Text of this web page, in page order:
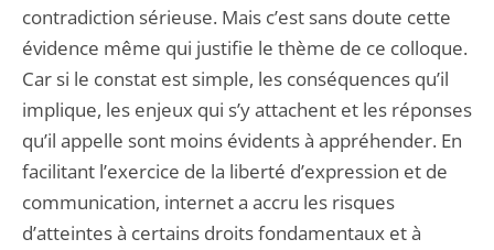
contradiction sérieuse. Mais c’est sans doute cette
évidence même qui justifie le thème de ce colloque.
Car si le constat est simple, les conséquences qu’il
implique, les enjeux qui s’y attachent et les réponses
qu’il appelle sont moins évidents à appréhender. En
facilitant l’exercice de la liberté d’expression et de
communication, internet a accru les risques
d’atteintes à certains droits fondamentaux et à